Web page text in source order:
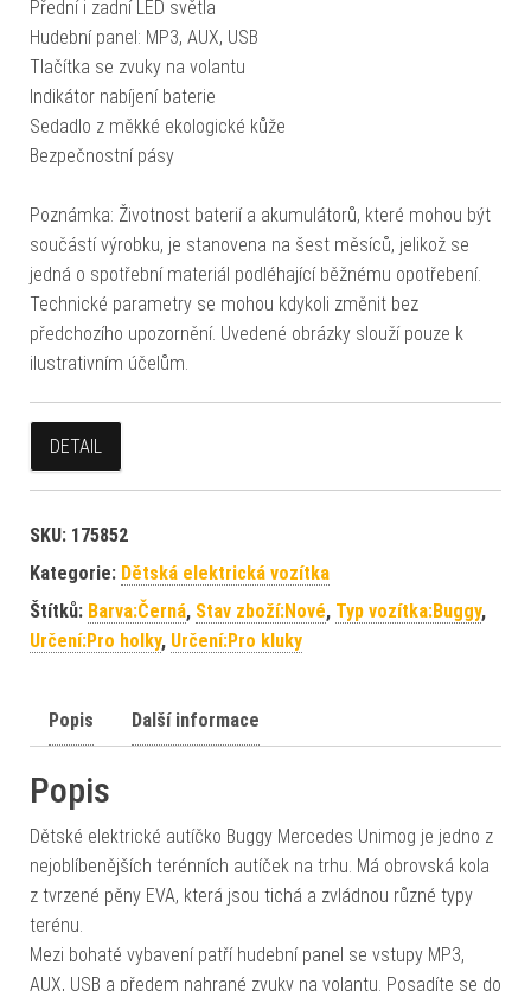
Přední i zadní LED světla
Hudební panel: MP3, AUX, USB
Tlačítka se zvuky na volantu
Indikátor nabíjení baterie
Sedadlo z měkké ekologické kůže
Bezpečnostní pásy
Poznámka: Životnost baterií a akumulátorů, které mohou být
součástí výrobku, je stanovena na šest měsíců, jelikož se
jedná o spotřební materiál podléhající běžnému opotřebení.
Technické parametry se mohou kdykoli změnit bez
předchozího upozornění. Uvedené obrázky slouží pouze k
ilustrativním účelům.
DETAIL
SKU: 175852
Kategorie: Dětská elektrická vozítka
Štítků: Barva:Černá, Stav zboží:Nové, Typ vozítka:Buggy,
Určení:Pro holky, Určení:Pro kluky
Popis Další informace
Popis
Dětské elektrické autíčko Buggy Mercedes Unimog je jedno z
nejoblíbenějších terénních autíček na trhu. Má obrovská kola
z tvrzené pěny EVA, která jsou tichá a zvládnou různé typy
terénu.
Mezi bohaté vybavení patří hudební panel se vstupy MP3,
AUX, USB a předem nahrané zvuky na volantu. Posadíte se do